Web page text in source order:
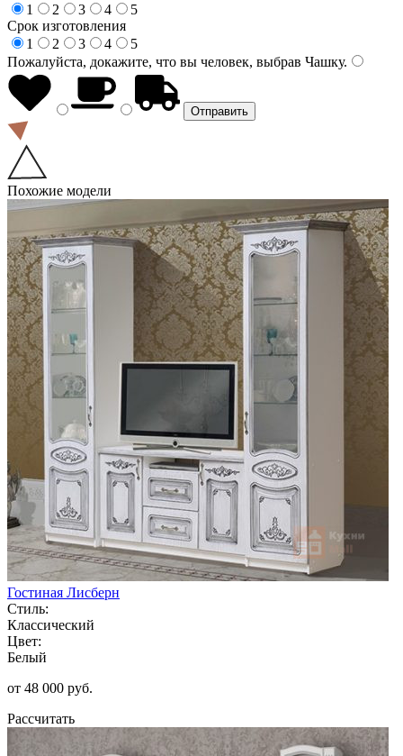
1
2 3 4
5
Срок изготовления
1
2 3 4
5
Пожалуйста, докажите, что вы человек, выбрав Чашку.
Похожие модели
Гостиная Лисберн
Стиль:
Классический
Цвет:
Белый
от 48 000 руб.
Рассчитать